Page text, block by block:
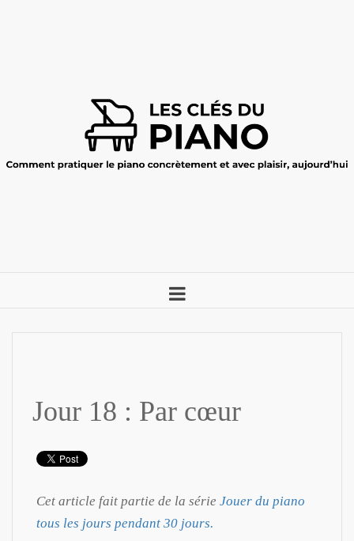
Jour 18 : Par cœur
Cet article fait partie de la série Jouer du piano
tous les jours pendant 30 jours.